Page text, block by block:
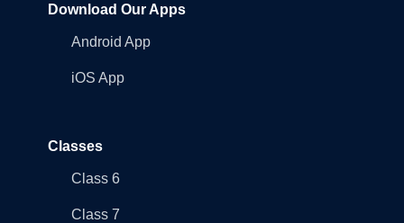
Download Our Apps
Android App
iOS App
Classes
Class 6
Class 7